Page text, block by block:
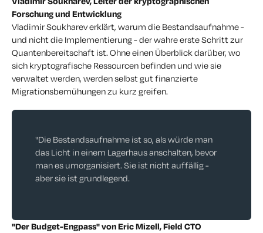
Forschung und Entwicklung
Vladimir Soukharev erklärt, warum die Bestandsaufnahme -
und nicht die Implementierung - der wahre erste Schritt zur
Quantenbereitschaft ist. Ohne einen Überblick darüber, wo
sich kryptografische Ressourcen befinden und wie sie
verwaltet werden, werden selbst gut finanzierte
Migrationsbemühungen zu kurz greifen.
"Die Bestandsaufnahme ist so, als würde man
das Licht in einem Lagerhaus anschalten, bevor
man es umorganisiert. Sie ist nicht auffällig -
aber sie ist grundlegend.
"Der Budget-Engpass" von Eric Mizell, Field CTO